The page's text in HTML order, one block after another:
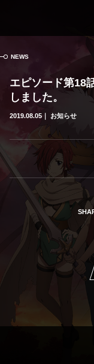
NEWS
エピソード第18
しました。
2019.08.05 お知らせ